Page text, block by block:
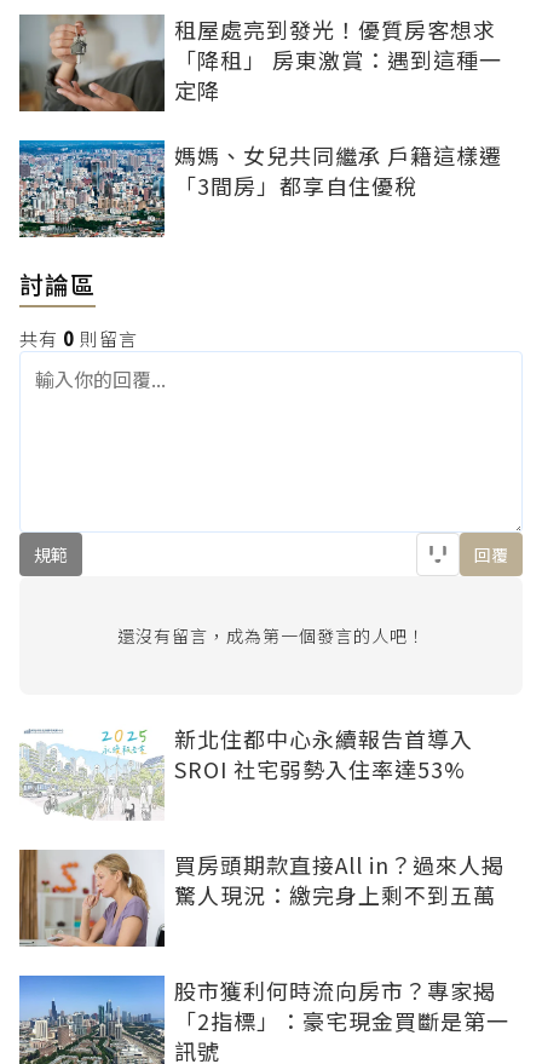
租屋處亮到發光！優質房客想求
「降租」 房東激賞：遇到這種一
定降
媽媽、女兒共同繼承 戶籍這樣遷
「3間房」都享自住優稅
討論區
共有 0 則留言
規範 回覆
還沒有留言，成為第一個發言的人吧！
新北住都中心永續報告首導入
SROI 社宅弱勢入住率達53%
買房頭期款直接All in？過來人揭
驚人現況：繳完身上剩不到五萬
股市獲利何時流向房市？專家揭
「2指標」：豪宅現金買斷是第一
訊號